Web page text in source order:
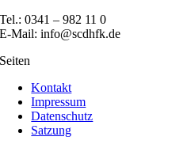
Tel.: 0341 – 982 11 0
E-Mail: info@scdhfk.de
Seiten
Kontakt
Impressum
Datenschutz
Satzung